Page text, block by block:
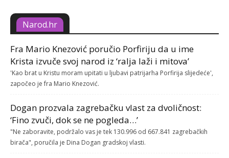
Narod.hr
Fra Mario Knezović poručio Porfiriju da u ime
Krista izvuče svoj narod iz ‘ralja laži i mitova’
'Kao brat u Kristu moram upitati u ljubavi patrijarha Porfirija slijedeće',
započeo je fra Mario Knezović.
Dogan prozvala zagrebačku vlast za dvoličnost:
‘Fino zvuči, dok se ne pogleda…’
"Ne zaboravite, podržalo vas je tek 130.996 od 667.841 zagrebačkih
birača", poručila je Dina Dogan gradskoj vlasti.